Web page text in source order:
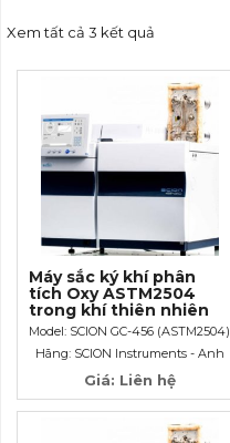
Xem tất cả 3 kết quả
Máy sắc ký khí phân
tích Oxy ASTM2504
trong khí thiên nhiên
Model: SCION GC-456 (ASTM2504)
Hãng: SCION Instruments - Anh
Giá: Liên hệ